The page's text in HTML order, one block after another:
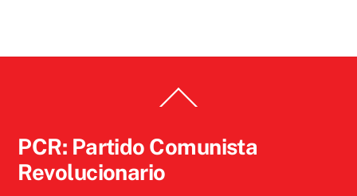
To
PCR: Partido Comunista
Revolucionario